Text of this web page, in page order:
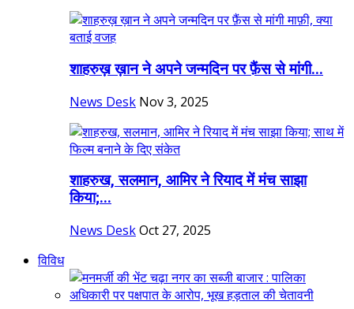
शाहरुख़ ख़ान ने अपने जन्मदिन पर फ़ैंस से मांगी...
News Desk Nov 3, 2025
शाहरुख, सलमान, आमिर ने रियाद में मंच साझा
किया;...
News DeskOct 27, 2025
विविध